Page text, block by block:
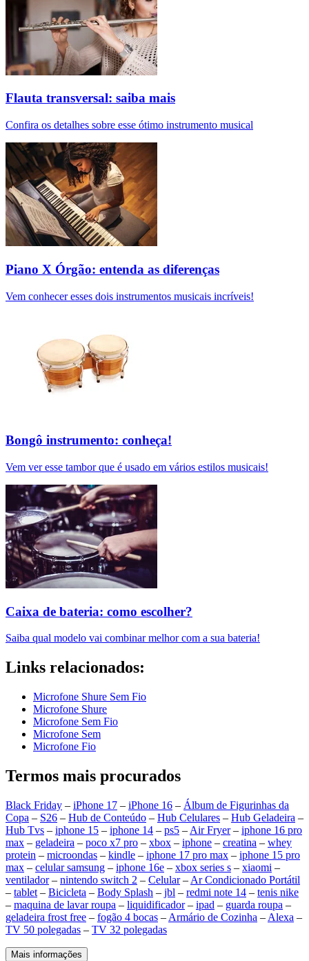
Flauta transversal: saiba mais
Confira os detalhes sobre esse ótimo instrumento musical
Piano X Órgão: entenda as diferenças
Vem conhecer esses dois instrumentos musicais incríveis!
Bongô instrumento: conheça!
Vem ver esse tambor que é usado em vários estilos musicais!
Caixa de bateria: como escolher?
Saiba qual modelo vai combinar melhor com a sua bateria!
Links relacionados:
Microfone Shure Sem Fio
Microfone Shure
Microfone Sem Fio
Microfone Sem
Microfone Fio
Termos mais procurados
Black Friday – iPhone 17 – iPhone 16 – Álbum de Figurinhas da
Copa – S26 – Hub de Conteúdo – Hub Celulares – Hub Geladeira –
Hub Tvs – iphone 15 – iphone 14 – ps5 – Air Fryer– iphone 16 pro
max – geladeira – poco x7 pro – xbox – iphone – creatina – whey
protein – microondas – kindle – iphone 17 pro max – iphone 15 pro
max – celular samsung – iphone 16e – xbox series s – xiaomi –
ventilador– nintendo switch 2 – Celular– Ar Condicionado Portátil
– tablet – Bicicleta – Body Splash – jbl – redmi note 14 – tenis nike
– maquina de lavar roupa – liquidificador– ipad – guarda roupa –
geladeira frost free – fogão 4 bocas – Armário de Cozinha – Alexa –
TV 50 polegadas – TV 32 polegadas
Mais informações